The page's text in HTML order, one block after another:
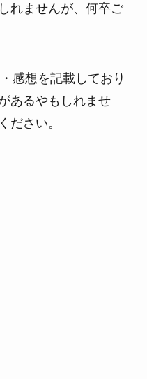
れませんが、何卒ご
想を記載しており
あるやもしれませ
ださい。